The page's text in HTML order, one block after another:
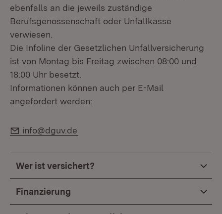
ebenfalls an die jeweils zuständige
Berufsgenossenschaft oder Unfallkasse
verwiesen.
Die Infoline der Gesetzlichen Unfallversicherung
ist von Montag bis Freitag zwischen 08:00 und
18:00 Uhr besetzt.
Informationen können auch per E-Mail
angefordert werden:
E-Mail:
info@dguv.de
Wer ist versichert?
Finanzierung